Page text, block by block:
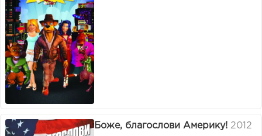
Боже, благослови Америку! 2012